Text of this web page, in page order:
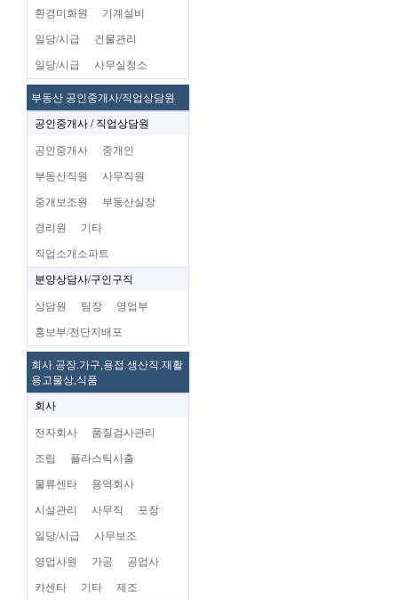
환경미화원 기계설비
일당/시급 건물관리
일당/시급 사무실청소
부동산 공인중개사/직업상담원
공인중개사 / 직업상담원
공인중개사 중개인
부동산직원 사무직원
중개보조원 부동산실장
경리원 기타
직업소개소파트
분양상담사/구인구직
상담원 팀장 영업부
홍보부/전단지배포
회사.공장.가구,용접.생산직.재활
용고물상,식품
회사
전자회사 품질검사관리
조립 플라스틱사출
물류센타 용역회사
시설관리 사무직 포장
일당/시급 사무보조
영업사원 가공 공업사
카센타 기타 제조